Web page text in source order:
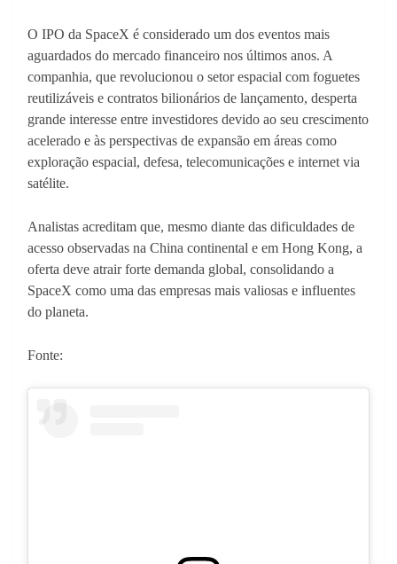
O IPO da SpaceX é considerado um dos eventos mais
aguardados do mercado financeiro nos últimos anos. A
companhia, que revolucionou o setor espacial com foguetes
reutilizáveis e contratos bilionários de lançamento, desperta
grande interesse entre investidores devido ao seu crescimento
acelerado e às perspectivas de expansão em áreas como
exploração espacial, defesa, telecomunicações e internet via
satélite.
Analistas acreditam que, mesmo diante das dificuldades de
acesso observadas na China continental e em Hong Kong, a
oferta deve atrair forte demanda global, consolidando a
SpaceX como uma das empresas mais valiosas e influentes
do planeta.
Fonte: